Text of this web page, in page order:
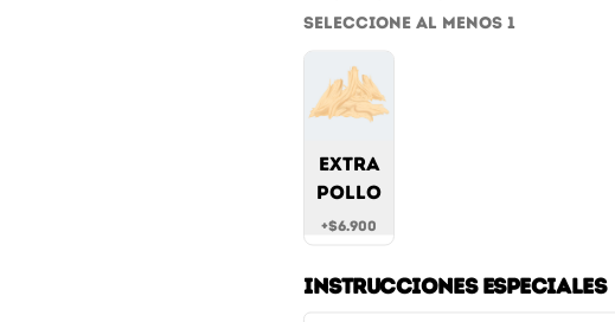
Papas Rústicas
Papas fritas rústicas
$10.900
Seleccione al menos 1
Extra
pollo
+$6.900
Instrucciones especiales